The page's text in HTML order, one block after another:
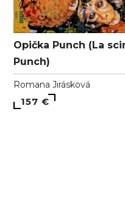
Opička Punch (La
Punch)
Romana Jirásková
157 €